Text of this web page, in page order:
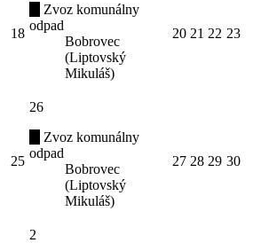
18
Zvoz komunálny
odpad
Bobrovec
(Liptovský
Mikuláš)
20 21 22 23
25
26
Zvoz komunálny
odpad
Bobrovec
(Liptovský
Mikuláš)
27 28 29 30
2